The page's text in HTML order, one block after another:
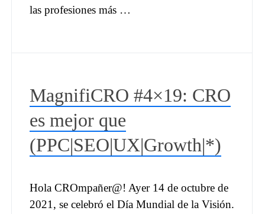
las profesiones más …
MagnifiCRO #4×19: CRO
es mejor que
(PPC|SEO|UX|Growth|*)
Hola CROmpañer@! Ayer 14 de octubre de
2021, se celebró el Día Mundial de la Visión.